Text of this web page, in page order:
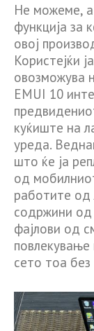
Не можеме,
функција за
овој
Користејќи
овозможува
EMUI 10
куќиште на
уреда.
што ќе ја
од
работите
содржини од
фајлови од
сето тоа